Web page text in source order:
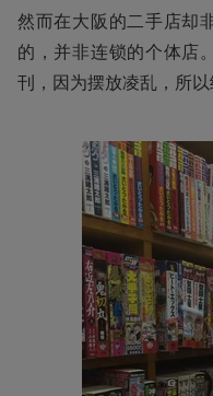
然而在大阪的二手店却
的，并非连锁的个体店
刊，因为摆放凌乱，所以